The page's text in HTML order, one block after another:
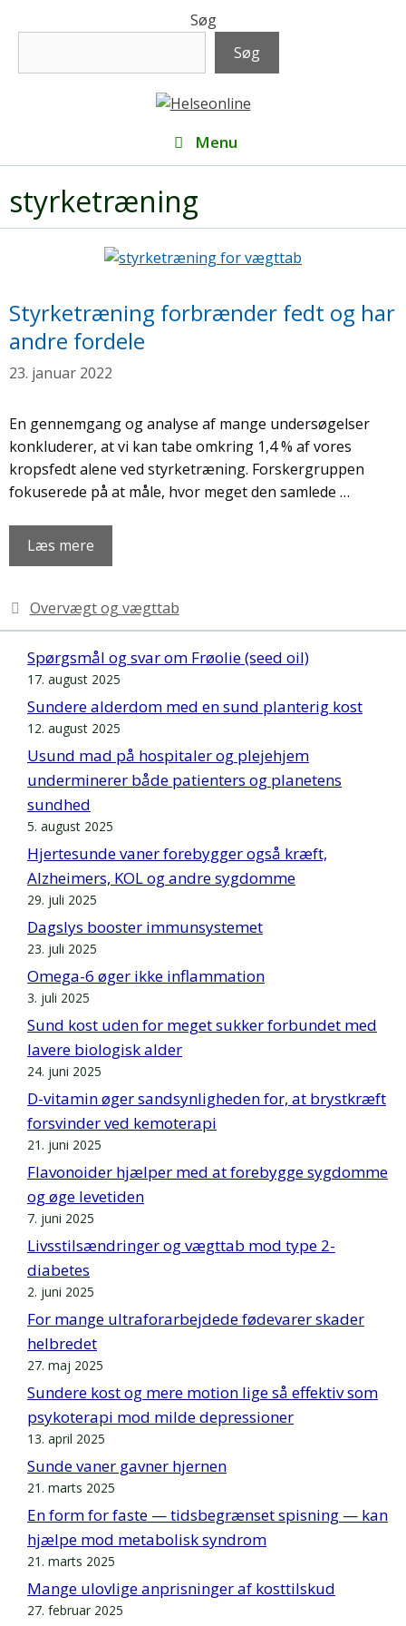
Søg
Søg
Menu
styrketræning
Styrketræning forbrænder fedt og har
andre fordele
23. januar 2022
En gennemgang og analyse af mange undersøgelser
konkluderer, at vi kan tabe omkring 1,4 % af vores
kropsfedt alene ved styrketræning. Forskergruppen
fokuserede på at måle, hvor meget den samlede …
Læs mere
Kategorier
Overvægt og vægttab
Spørgsmål og svar om Frøolie (seed oil)
17. august 2025
Sundere alderdom med en sund planterig kost
12. august 2025
Usund mad på hospitaler og plejehjem
underminerer både patienters og planetens
sundhed
5. august 2025
Hjertesunde vaner forebygger også kræft,
Alzheimers, KOL og andre sygdomme
29. juli 2025
Dagslys booster immunsystemet
23. juli 2025
Omega-6 øger ikke inflammation
3. juli 2025
Sund kost uden for meget sukker forbundet med
lavere biologisk alder
24. juni 2025
D-vitamin øger sandsynligheden for, at brystkræft
forsvinder ved kemoterapi
21. juni 2025
Flavonoider hjælper med at forebygge sygdomme
og øge levetiden
7. juni 2025
Livsstilsændringer og vægttab mod type 2-
diabetes
2. juni 2025
For mange ultraforarbejdede fødevarer skader
helbredet
27. maj 2025
Sundere kost og mere motion lige så effektiv som
psykoterapi mod milde depressioner
13. april 2025
Sunde vaner gavner hjernen
21. marts 2025
En form for faste — tidsbegrænset spisning — kan
hjælpe mod metabolisk syndrom
21. marts 2025
Mange ulovlige anprisninger af kosttilskud
27. februar 2025